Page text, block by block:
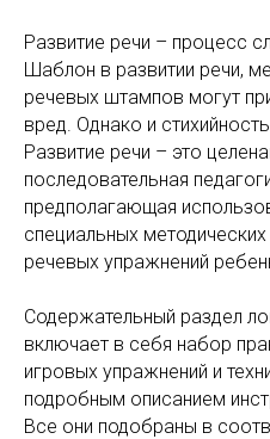
Развитие речи – процесс
Шаблон в развитии речи,
речевых штампов могут
вред. Однако и
Развитие речи – это
последовательная
предполагающая
специальных
речевых упражнений
Содержательный раздел
включает в себя набор
игровых упражнений и
подробным описанием
Все они подобраны в